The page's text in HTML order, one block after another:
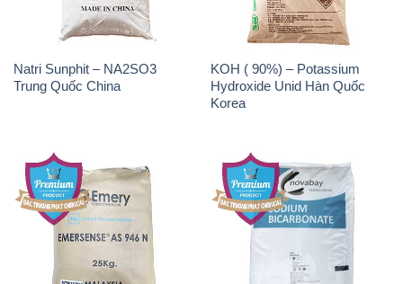
Chất Tạo Bọt SLS Emery –
Emersense AS 946N Mã Lai
Malaysia
Sodium Bicarbonate – Bicar
NaHCO3 Singapore